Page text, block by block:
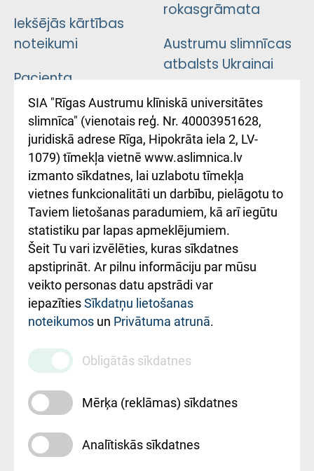
Iekšējās kārtības
noteikumi
Pacienta
atsauksmju/sūdzību
iesniegšanas
kārtība
Kā pie mums nokļūt
Rēķinu apmaksas
ceļvedis
Rekvizīti un
ārstniecības
iestādes kods
010000234
Maksas
pakalpojumu
cenrādis
rokasgrāmata
Austrumu slimnīcas
atbalsts Ukrainai
Підтримка Східної
лікарні та співпраця з
Україною
SIA "Rīgas Austrumu klīniskā universitātes
slimnīca" (vienotais reģ. Nr. 40003951628,
juridiskā adrese Rīga, Hipokrāta iela 2, LV-
1079) tīmekļa vietnē www.aslimnica.lv
izmanto sīkdatnes, lai uzlabotu tīmekļa
vietnes funkcionalitāti un darbību, pielāgotu to
Taviem lietošanas paradumiem, kā arī iegūtu
statistiku par lapas apmeklējumiem.
Šeit Tu vari izvēlēties, kuras sīkdatnes
apstiprināt. Ar pilnu informāciju par mūsu
veikto personas datu apstrādi var
iepazītiesSīkdatņu lietošanas
noteikumos un Privātuma atrunā.
Obligātās sīkdatnes
Mērķa (reklāmas) sīkdatnes
Analītiskās sīkdatnes